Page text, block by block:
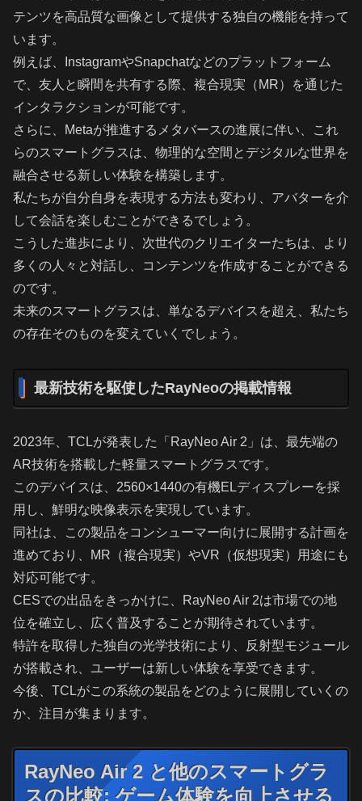
テンツを高品質な画像として提供する独自の機能を持って
います。
例えば、InstagramやSnapchatなどのプラットフォーム
で、友人と瞬間を共有する際、複合現実（MR）を通じた
インタラクションが可能です。
さらに、Metaが推進するメタバースの進展に伴い、これ
らのスマートグラスは、物理的な空間とデジタルな世界を
融合させる新しい体験を構築します。
私たちが自分自身を表現する方法も変わり、アバターを介
して会話を楽しむことができるでしょう。
こうした進歩により、次世代のクリエイターたちは、より
多くの人々と対話し、コンテンツを作成することができる
のです。
未来のスマートグラスは、単なるデバイスを超え、私たち
の存在そのものを変えていくでしょう。
最新技術を駆使したRayNeoの掲載情報
2023年、TCLが発表した「RayNeo Air 2」は、最先端の
AR技術を搭載した軽量スマートグラスです。
このデバイスは、2560×1440の有機ELディスプレーを採
用し、鮮明な映像表示を実現しています。
同社は、この製品をコンシューマー向けに展開する計画を
進めており、MR（複合現実）やVR（仮想現実）用途にも
対応可能です。
CESでの出品をきっかけに、RayNeo Air 2は市場での地
位を確立し、広く普及することが期待されています。
特許を取得した独自の光学技術により、反射型モジュール
が搭載され、ユーザーは新しい体験を享受できます。
今後、TCLがこの系統の製品をどのように展開していくの
か、注目が集まります。
RayNeo Air 2 と他のスマートグラ
スの比較: ゲーム体験を向上させる